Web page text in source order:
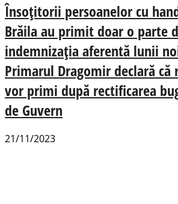
Însoțitorii persoanelor cu
Brăila au primit doar o parte
indemnizația aferentă lunii
Primarul Dragomir declară
vor primi după rectificarea
de Guvern
21/11/2023